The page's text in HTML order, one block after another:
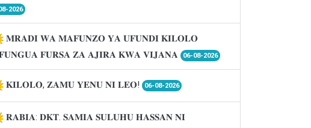
2026
𝐌𝐑𝐀𝐃𝐈 𝐖𝐀 𝐌𝐀𝐅𝐔𝐍𝐙𝐎 𝐘𝐀 𝐔𝐅𝐔𝐍𝐃𝐈 𝐊𝐈𝐋𝐎𝐋𝐎
𝐅𝐔𝐑𝐒𝐀 𝐙𝐀 𝐀𝐉𝐈𝐑𝐀 𝐊𝐖𝐀 𝐕𝐈𝐉𝐀𝐍𝐀
06-08-2026
𝐊𝐈𝐋𝐎𝐋𝐎, 𝐙𝐀𝐌𝐔 𝐘𝐄𝐍𝐔 𝐍𝐈 𝐋𝐄𝐎! 06-08-2026
𝐑𝐀𝐁𝐈𝐀: 𝐃𝐊𝐓. 𝐒𝐀𝐌𝐈𝐀 𝐒𝐔𝐋𝐔𝐇𝐔 𝐇𝐀𝐒𝐒𝐀𝐍 𝐍𝐈